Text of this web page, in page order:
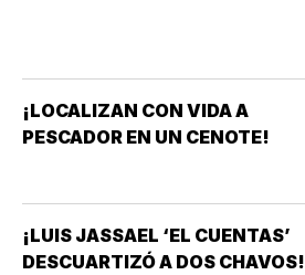
¡LOCALIZAN CON VIDA A
PESCADOR EN UN CENOTE!
¡LUIS JASSAEL ‘EL CUENTAS’
DESCUARTIZÓ A DOS CHAVOS!